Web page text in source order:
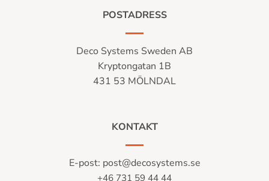
POSTADRESS
Deco Systems Sweden AB
Kryptongatan 1B
431 53 MÖLNDAL
KONTAKT
E-post: post@decosystems.se
+46 731 59 44 44